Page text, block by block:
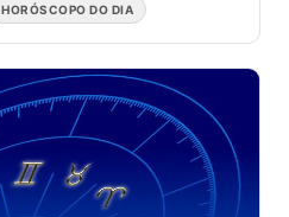
HORÓSCOPO DO DIA